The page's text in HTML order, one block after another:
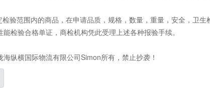
验范围内的商品，在申请品质，规格，数量，重量，安全，卫
检验合格单证，商检机构凭此受理上述各种报验手续。
纵横国际物流有限公司Simon所有，禁止抄袭！